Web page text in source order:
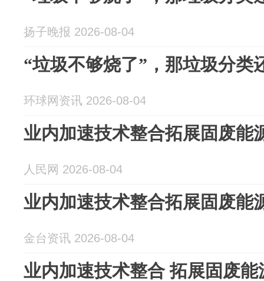
扬子晚报 2026-08-04
“垃圾不够烧了”，那垃圾分类
环球网资讯 2026-08-04
业内加速技术整合拓展固废能
人民网 2026-08-04
业内加速技术整合拓展固废能
金台资讯 2026-08-04
业内加速技术整合 拓展固废